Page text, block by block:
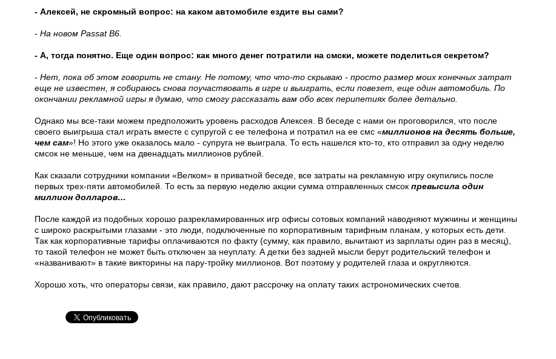
- Алексей, не скромный вопрос: на каком автомобиле ездите вы сами?
- На новом Passat B6.
- А, тогда понятно. Еще один вопрос: как много денег потратили на смски, можете поделиться секретом?
- Нет, пока об этом говорить не стану. Не потому, что что-то скрываю - просто размер моих конечных затрат
еще не известен, я собираюсь снова поучаствовать в игре и выиграть, если повезет, еще один автомобиль. По
окончании рекламной игры я думаю, что смогу рассказать вам обо всех перипетиях более детально.
Однако мы все-таки можем предположить уровень расходов Алексея. В беседе с нами он проговорился, что после
своего выигрыша стал играть вместе с супругой с ее телефона и потратил на ее смс «миллионов на десять больше,
чем сам»! Но этого уже оказалось мало - супруга не выиграла. То есть нашелся кто-то, кто отправил за одну неделю
смсок не меньше, чем на двенадцать миллионов рублей.
Как сказали сотрудники компании «Велком» в приватной беседе, все затраты на рекламную игру окупились после
первых трех-пяти автомобилей. То есть за первую неделю акции сумма отправленных смсок превысила один
миллион долларов…
После каждой из подобных хорошо разрекламированных игр офисы сотовых компаний наводняют мужчины и женщины
с широко раскрытыми глазами - это люди, подключенные по корпоративным тарифным планам, у которых есть дети.
Так как корпоративные тарифы оплачиваются по факту (сумму, как правило, вычитают из зарплаты один раз в месяц),
то такой телефон не может быть отключен за неуплату. А детки без задней мысли берут родительский телефон и
«названивают» в такие викторины на пару-тройку миллионов. Вот поэтому у родителей глаза и округляются.
Хорошо хоть, что операторы связи, как правило, дают рассрочку на оплату таких астрономических счетов.